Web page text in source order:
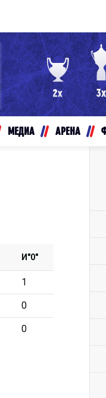
МЕДИА АРЕНА
И"0"
1
0
0